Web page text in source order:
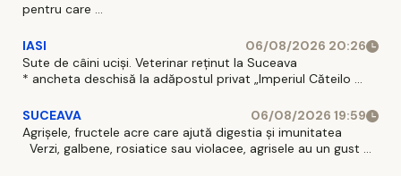
pentru care ...
IASI
06/08/2026 20:26
Sute de câini uciși. Veterinar reținut la Suceava
* ancheta deschisă la adăpostul privat „Imperiul Căteilo ...
SUCEAVA
06/08/2026 19:59
Agrișele, fructele acre care ajută digestia și imunitatea
Verzi, galbene, rosiatice sau violacee, agrisele au un gust ...